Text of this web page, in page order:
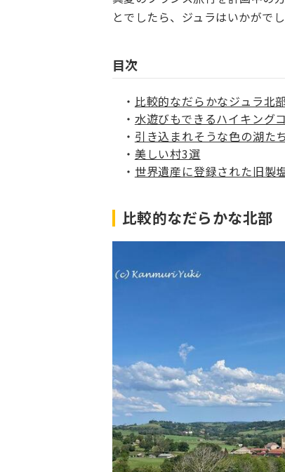
とでしたら、ジュラはいかがで
目次
比較的なだらかなジュラ北
水遊びもできるハイキング
引き込まれそうな色の湖たち
美しい村3選
世界遺産に登録された旧製
比較的なだらかな北部